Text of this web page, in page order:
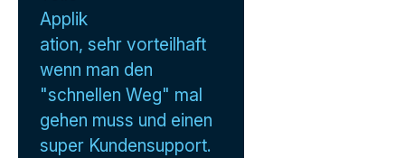
Applik
ation, sehr vorteilhaft
wenn man den
"schnellen Weg" mal
gehen muss und einen
super Kundensupport.